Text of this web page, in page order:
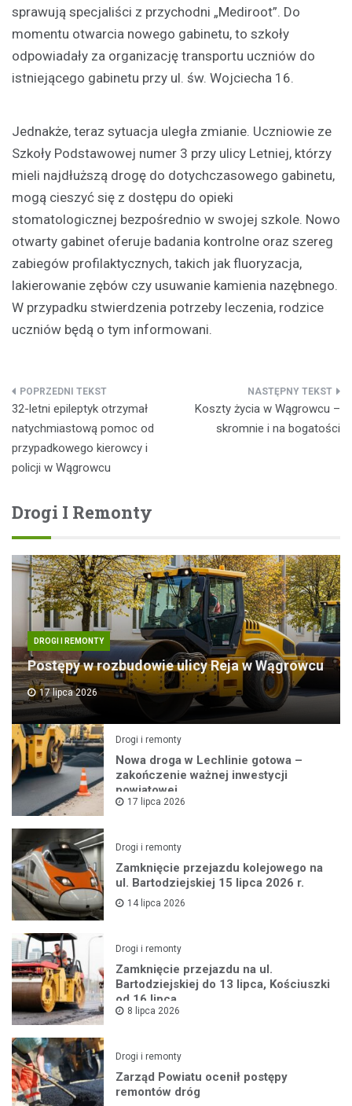
sprawują specjaliści z przychodni „Mediroot”. Do
momentu otwarcia nowego gabinetu, to szkoły
odpowiadały za organizację transportu uczniów do
istniejącego gabinetu przy ul. św. Wojciecha 16.
Jednakże, teraz sytuacja uległa zmianie. Uczniowie ze
Szkoły Podstawowej numer 3 przy ulicy Letniej, którzy
mieli najdłuższą drogę do dotychczasowego gabinetu,
mogą cieszyć się z dostępu do opieki
stomatologicznej bezpośrednio w swojej szkole. Nowo
otwarty gabinet oferuje badania kontrolne oraz szereg
zabiegów profilaktycznych, takich jak fluoryzacja,
lakierowanie zębów czy usuwanie kamienia nazębnego.
W przypadku stwierdzenia potrzeby leczenia, rodzice
uczniów będą o tym informowani.
Nawigacja
wpisu
32-letni epileptyk otrzymał
natychmiastową pomoc od
przypadkowego kierowcy i
policji w Wągrowcu
Koszty życia w Wągrowcu –
skromnie i na bogatości
Drogi I Remonty
DROGI I REMONTY
Postępy w rozbudowie ulicy Reja w Wągrowcu
17 lipca 2026
Drogi i remonty
Nowa droga w Lechlinie gotowa –
zakończenie ważnej inwestycji
powiatowej
17 lipca 2026
Drogi i remonty
Zamknięcie przejazdu kolejowego na
ul. Bartodziejskiej 15 lipca 2026 r.
14 lipca 2026
Drogi i remonty
Zamknięcie przejazdu na ul.
Bartodziejskiej do 13 lipca, Kościuszki
od 16 lipca
8 lipca 2026
Drogi i remonty
Zarząd Powiatu ocenił postępy
remontów dróg